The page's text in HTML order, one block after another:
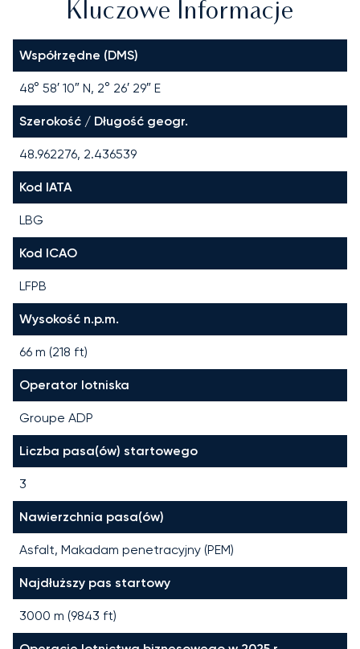
Kluczowe Informacje
Współrzędne (DMS)
48° 58′ 10″ N, 2° 26′ 29″ E
Szerokość / Długość geogr.
48.962276, 2.436539
Kod IATA
LBG
Kod ICAO
LFPB
Wysokość n.p.m.
66 m (218 ft)
Operator lotniska
Groupe ADP
Liczba pasa(ów) startowego
3
Nawierzchnia pasa(ów)
Asfalt, Makadam penetracyjny (PEM)
Najdłuższy pas startowy
3000 m (9843 ft)